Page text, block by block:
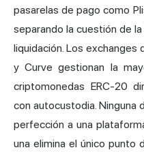
pasarelas de pago como
separando la cuestión de
liquidación. Los exchanges
y Curve gestionan la
criptomonedas ERC-20
con autocustodia. Ninguna
perfección a una
una elimina el único punto